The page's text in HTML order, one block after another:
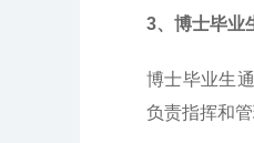
3、博士毕业
博士毕业生
负责指挥和